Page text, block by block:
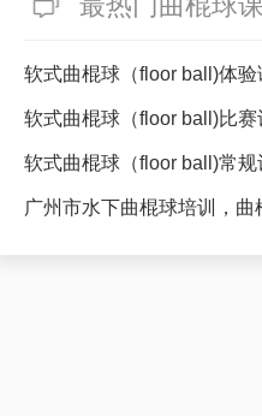
软式曲棍球（floor ball)体验
软式曲棍球（floor ball)比赛
软式曲棍球（floor ball)常规
广州市水下曲棍球培训，